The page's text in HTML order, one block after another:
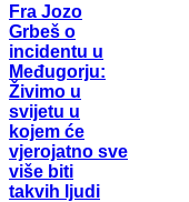
Fra Jozo
Grbeš o
incidentu u
Međugorju:
Živimo u
svijetu u
kojem će
vjerojatno sve
više biti
takvih ljudi